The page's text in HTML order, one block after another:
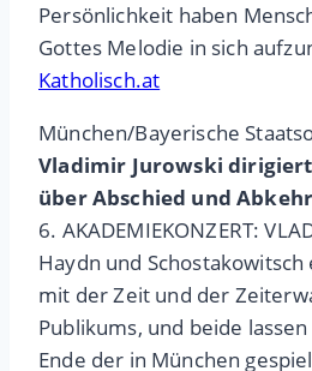
Persönlichkeit haben
Gottes Melodie in sich
Katholisch.at
München/Bayerische
Vladimir Jurowski
über Abschied und Abkehr
6. AKADEMIEKONZERT:
Haydn und
mit der Zeit und der
Publikums, und beide
Ende der in München